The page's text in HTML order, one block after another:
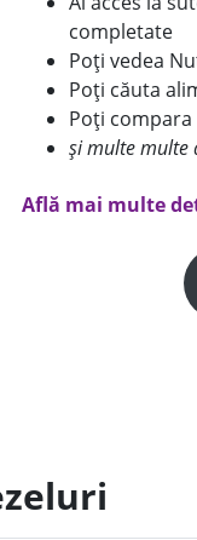
completate
Poți vedea
Poți căuta
Poți
și multe multe
Află mai multe